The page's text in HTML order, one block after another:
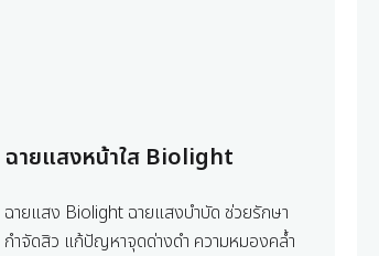
ฉายแสงหน้าใส Biolight
ฉายแสง Biolight ฉายแสงบำบัด ช่วยรักษา
กำจัดสิว แก้ปัญหาจุดด่างดำ ความหมองคล้ำ